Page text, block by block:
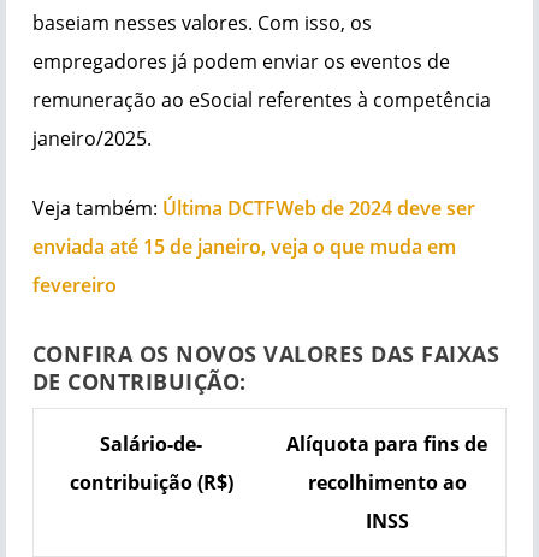
baseiam nesses valores. Com isso, os
empregadores já podem enviar os eventos de
remuneração ao eSocial referentes à competência
janeiro/2025.
Veja também: Última DCTFWeb de 2024 deve ser
enviada até 15 de janeiro, veja o que muda em
fevereiro
CONFIRA OS NOVOS VALORES DAS FAIXAS
DE CONTRIBUIÇÃO:
Salário-de-
contribuição (R$)
Alíquota para fins de
recolhimento ao
INSS